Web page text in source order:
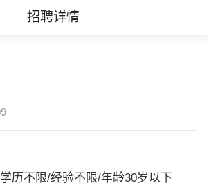
招聘详情
历不限/经验不限/年龄30岁以下